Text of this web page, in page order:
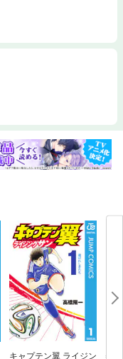
キャプテン翼 ライジン
美